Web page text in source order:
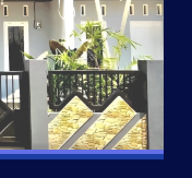
hanya 100